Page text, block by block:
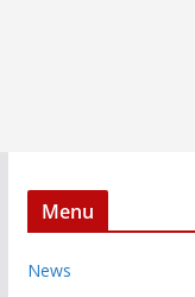
Menu
News